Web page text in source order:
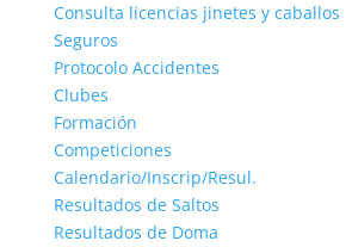
Consulta licencias jinetes y caballos
Seguros
Protocolo Accidentes
Clubes
Formación
Competiciones
Calendario/Inscrip/Resul.
Resultados de Saltos
Resultados de Doma